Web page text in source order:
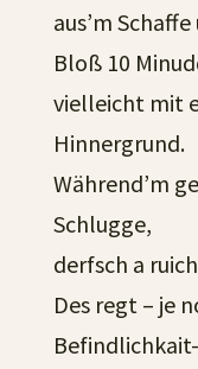
aus’m
Bloß 10
vielleicht mit
Hinnergrund.
Während’m
Schlugge,
derfsch a
Des regt – je